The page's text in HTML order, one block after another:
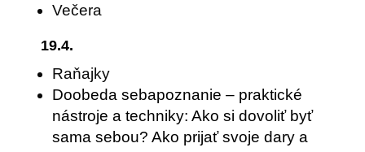
Večera
19.4.
Raňajky
Doobeda sebapoznanie – praktické
nástroje a techniky: Ako si dovoliť byť
sama sebou? Ako prijať svoje dary a